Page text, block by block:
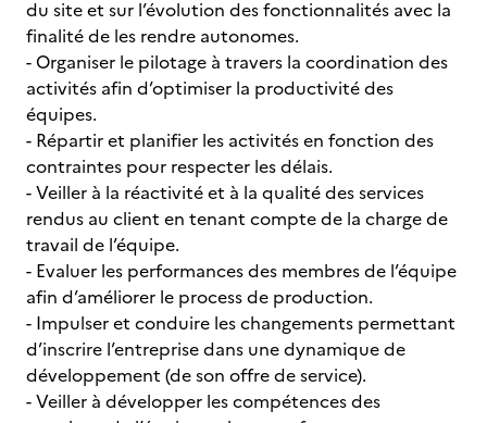
du site et sur l’évolution des fonctionnalités avec la
finalité de les rendre autonomes.
- Organiser le pilotage à travers la coordination des
activités afin d’optimiser la productivité des
équipes.
- Répartir et planifier les activités en fonction des
contraintes pour respecter les délais.
- Veiller à la réactivité et à la qualité des services
rendus au client en tenant compte de la charge de
travail de l’équipe.
- Evaluer les performances des membres de l’équipe
afin d’améliorer le process de production.
- Impulser et conduire les changements permettant
d’inscrire l’entreprise dans une dynamique de
développement (de son offre de service).
- Veiller à développer les compétences des